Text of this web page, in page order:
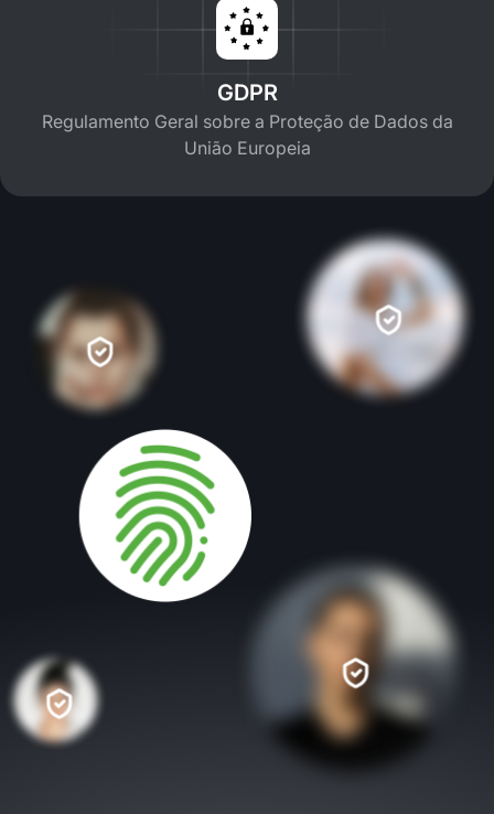
GDPR
Regulamento Geral sobre a Proteção de Dados da
União Europeia